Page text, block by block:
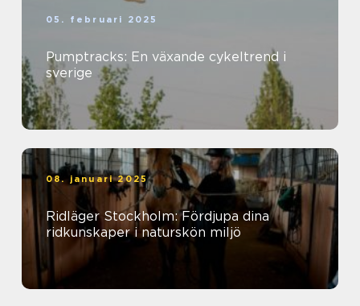
05. februari 2025
Pumptracks: En växande cykeltrend i
sverige
08. januari 2025
Ridläger Stockholm: Fördjupa dina
ridkunskaper i naturskön miljö